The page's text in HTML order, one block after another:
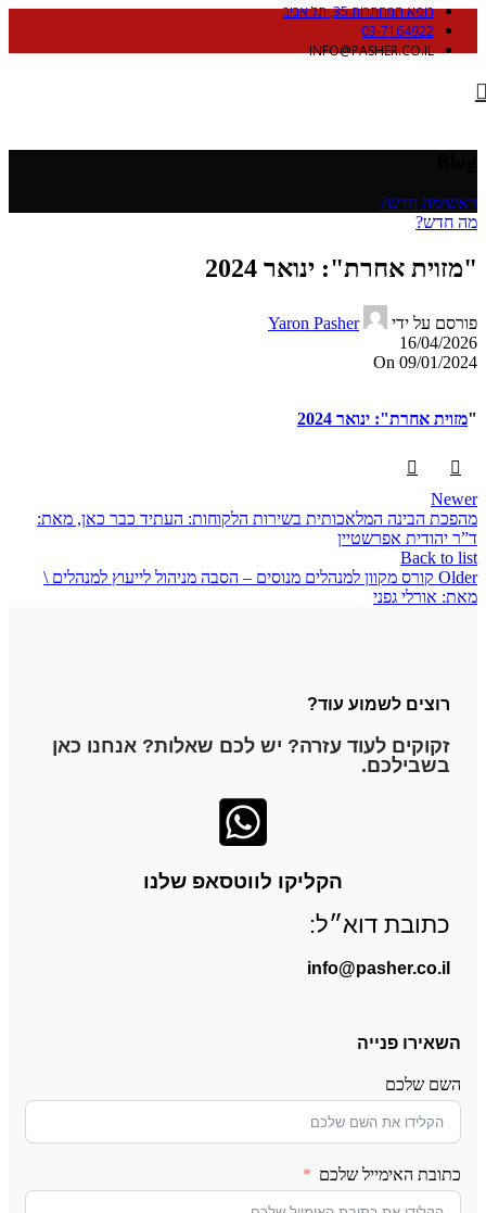
רופא המחתרות 35, תל אביב
03-7164922
INFO@PASHER.CO.IL
ראשימה חדש?
מה חדש?
"מזוית אחרת": ינואר 2024
פורסם על ידי
Yaron Pasher
16/04/2026
On 09/01/2024
"מזוית אחרת": ינואר 2024
Newer
מהפכת הבינה המלאכותית בשירות הלקוחות: העתיד כבר כאן, מאת:
ד”ר יהודית אפרשטיין
Back to list
Older קורס מקוון למנהלים מנוסים – הסבה מניהול לייעוץ למנהלים \
מאת: אורלי גפני
רוצים לשמוע עוד?
זקוקים לעוד עזרה? יש לכם שאלות? אנחנו כאן
בשבילכם.
הקליקו לווטסאפ שלנו
כתובת דוא״ל:
info@pasher.co.il
השאירו פנייה
השם שלכם
כתובת האימייל שלכם